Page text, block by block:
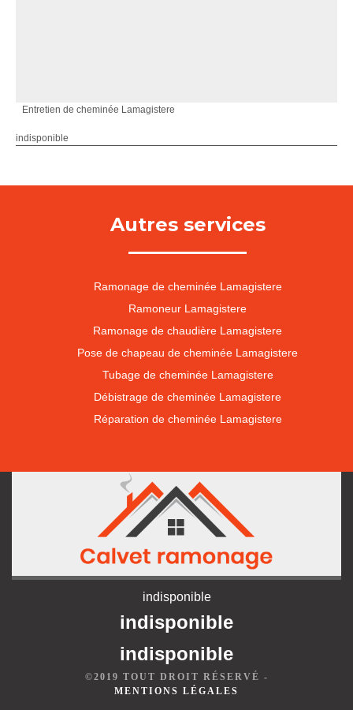
Entretien de cheminée Lamagistere
indisponible
Autres services
Ramonage de cheminée Lamagistere
Ramoneur Lamagistere
Ramonage de chaudière Lamagistere
Pose de chapeau de cheminée Lamagistere
Tubage de cheminée Lamagistere
Débistrage de cheminée Lamagistere
Réparation de cheminée Lamagistere
indisponible
indisponible
indisponible
©2019 TOUT DROIT RÉSERVÉ -
MENTIONS LÉGALES